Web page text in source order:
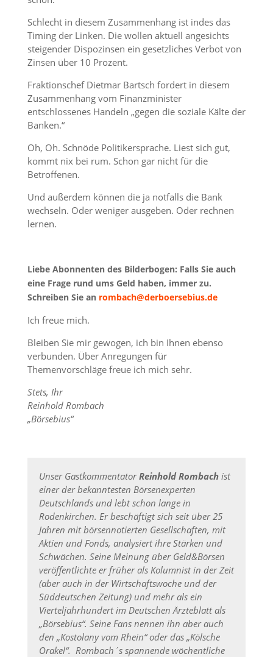
Schlecht in diesem Zusammenhang ist indes das
Timing der Linken. Die wollen aktuell angesichts
steigender Dispozinsen ein gesetzliches Verbot von
Zinsen über 10 Prozent.
Fraktionschef Dietmar Bartsch fordert in diesem
Zusammenhang vom Finanzminister
entschlossenes Handeln „gegen die soziale Kälte der
Banken.“
Oh, Oh. Schnöde Politikersprache. Liest sich gut,
kommt nix bei rum. Schon gar nicht für die
Betroffenen.
Und außerdem können die ja notfalls die Bank
wechseln. Oder weniger ausgeben. Oder rechnen
lernen.
Liebe Abonnenten des Bilderbogen: Falls Sie auch
eine Frage rund ums Geld haben, immer zu.
Schreiben Sie an rombach@derboersebius.de
Ich freue mich.
Bleiben Sie mir gewogen, ich bin Ihnen ebenso
verbunden. Über Anregungen für
Themenvorschläge freue ich mich sehr.
Stets, Ihr
Reinhold Rombach
„Börsebius“
Unser GastkommentatorReinhold Rombachist
einer der bekanntesten Börsenexperten
Deutschlands und lebt schon lange in
Rodenkirchen. Er beschäftigt sich seit über 25
Jahren mit börsennotierten Gesellschaften, mit
Aktien und Fonds, analysiert ihre Stärken und
Schwächen. Seine Meinung über Geld&Börsen
veröffentlichte er früher als Kolumnist in der Zeit
(aber auch in der Wirtschaftswoche und der
Süddeutschen Zeitung) und mehr als ein
Vierteljahrhundert im Deutschen Ärzteblatt als
„Börsebius“. Seine Fans nennen ihn aber auch
den „Kostolany vom Rhein“ oder das „Kölsche
Orakel“. Rombach´s spannende wöchentliche